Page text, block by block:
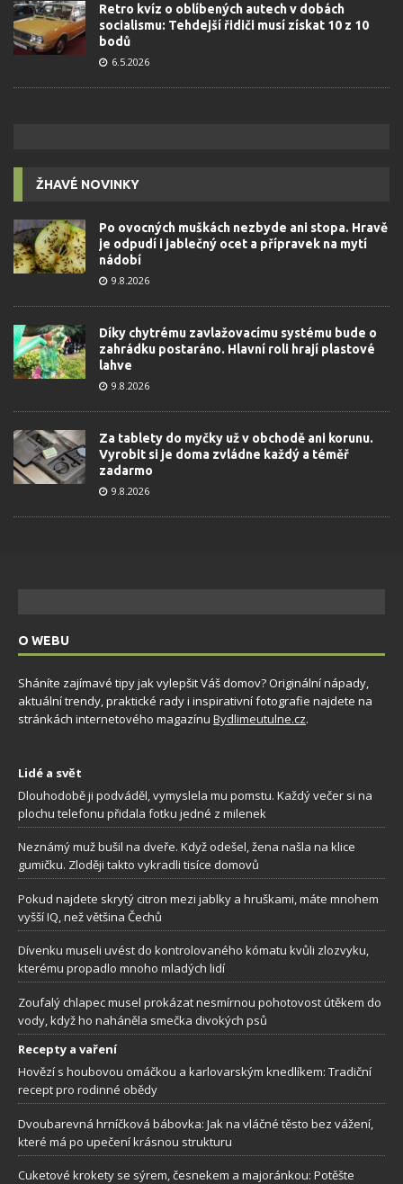
Retro kvíz o oblíbených autech v dobách
socialismu: Tehdejší řidiči musí získat 10 z 10
bodů
6.5.2026
ŽHAVÉ NOVINKY
Po ovocných muškách nezbyde ani stopa. Hravě
je odpudí i jablečný ocet a přípravek na mytí
nádobí
9.8.2026
Díky chytrému zavlažovacímu systému bude o
zahrádku postaráno. Hlavní roli hrají plastové
lahve
9.8.2026
Za tablety do myčky už v obchodě ani korunu.
Vyrobit si je doma zvládne každý a téměř
zadarmo
9.8.2026
O WEBU
Sháníte zajímavé tipy jak vylepšit Váš domov? Originální nápady,
aktuální trendy, praktické rady i inspirativní fotografie najdete na
stránkách internetového magazínu Bydlimeutulne.cz.
Lidé a svět
Dlouhodobě ji podváděl, vymyslela mu pomstu. Každý večer si na
plochu telefonu přidala fotku jedné z milenek
Neznámý muž bušil na dveře. Když odešel, žena našla na klice
gumičku. Zloději takto vykradli tisíce domovů
Pokud najdete skrytý citron mezi jablky a hruškami, máte mnohem
vyšší IQ, než většina Čechů
Dívenku museli uvést do kontrolovaného kómatu kvůli zlozvyku,
kterému propadlo mnoho mladých lidí
Zoufalý chlapec musel prokázat nesmírnou pohotovost útěkem do
vody, když ho naháněla smečka divokých psů
Recepty a vaření
Hovězí s houbovou omáčkou a karlovarským knedlíkem: Tradiční
recept pro rodinné obědy
Dvoubarevná hrníčková bábovka: Jak na vláčné těsto bez vážení,
které má po upečení krásnou strukturu
Cuketové krokety se sýrem, česnekem a majoránkou: Potěšte